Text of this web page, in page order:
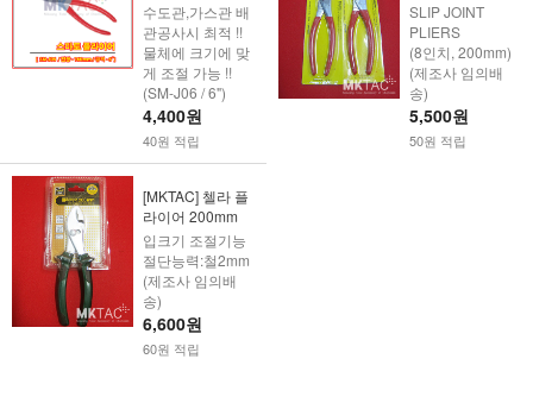
수도관,가스관 배
관공사시 최적 !!
물체에 크기에 맞
게 조절 가능 !!
(SM-J06 / 6")
4,400원
40원 적립
SLIP JOINT
PLIERS
(8인치, 200mm)
(제조사 임의배
송)
5,500원
50원 적립
[MKTAC] 첼라 플
라이어 200mm
입크기 조절기능
절단능력:철2mm
(제조사 임의배
송)
6,600원
60원 적립